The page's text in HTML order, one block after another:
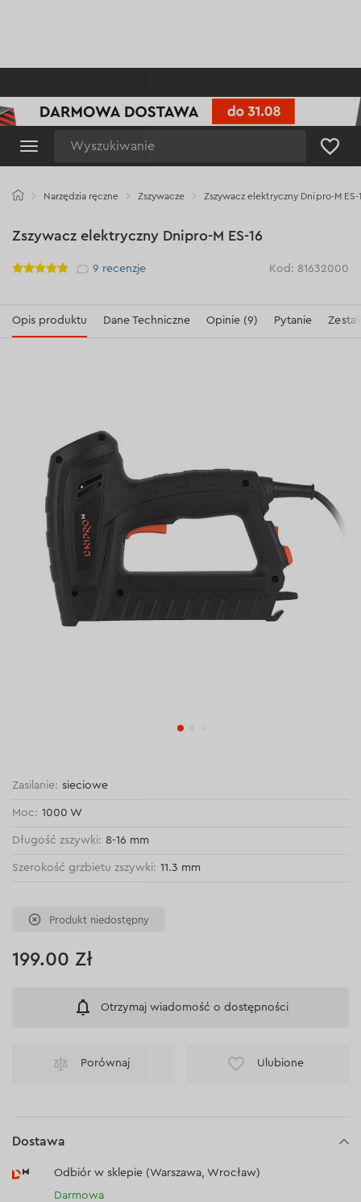
Narzędzia ręczne Zszywacze Zszywacz elektryczny Dnipro-M ES-
Zszywacz elektryczny Dnipro-M ES-16
Рейтинг 9 recenzje Kod: 81632000
Opis produktu Dane Techniczne Opinie (9) Pytanie
Zasilanie: sieciowe
Moc: 1000 W
Długość zszywki: 8-16 mm
Szerokość grzbietu zszywki: 11.3 mm
Produkt niedostępny
199.00 Zł
Otrzymaj wiadomość o dostępności
Porównaj Ulubione
Dostawa
Odbiór w sklepie (Warszawa, Wrocław)
Darmowa